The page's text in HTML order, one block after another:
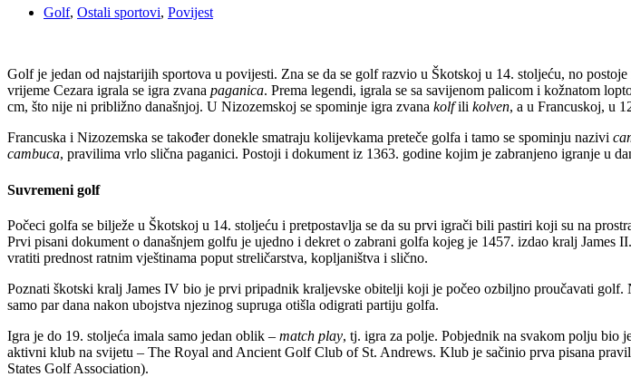
Golf, Ostali sportovi, Povijest
Golf je jedan od najstarijih sportova u povijesti. Zna se da se golf razvio u Škotskoj u 14. stoljeću, no
vrijeme Cezara igrala se igra zvana paganica. Prema legendi, igrala se sa savijenom palicom i kožnatom
cm, što nije ni približno današnjoj. U Nizozemskoj se spominje igra zvana kolfili kolven, a u Francuskoj, u
Francuska i Nizozemska se također donekle smatraju kolijevkama preteče golfa i tamo se spominju nazivi
cambuca, pravilima vrlo slična paganici. Postoji i dokument iz 1363. godine kojim je zabranjeno igranje u
Suvremeni golf
Počeci golfa se bilježe u Škotskoj u 14. stoljeću i pretpostavlja se da su prvi igrači bili pastiri koji su na
Prvi pisani dokument o današnjem golfu je ujedno i dekret o zabrani golfa kojeg je 1457. izdao kralj
vratiti prednost ratnim vještinama poput streličarstva, kopljaništva i slično.
Poznati škotski kralj James IV bio je prvi pripadnik kraljevske obitelji koji je počeo ozbiljno proučavati
samo par dana nakon ubojstva njezinog supruga otišla odigrati partiju golfa.
Igra je do 19. stoljeća imala samo jedan oblik – match play, tj. igra za polje. Pobjednik na svakom polju bio
aktivni klub na svijetu – The Royal and Ancient Golf Club of St. Andrews. Klub je sačinio prva pisana
States Golf Association).